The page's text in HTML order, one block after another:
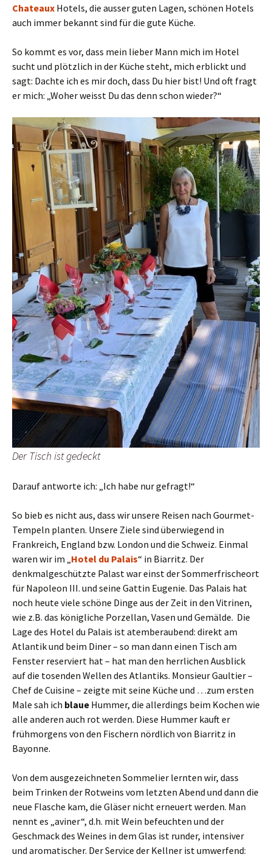
Chateaux Hotels, die ausser guten Lagen, schönen Hotels
auch immer bekannt sind für die gute Küche.
So kommt es vor, dass mein lieber Mann mich im Hotel
sucht und plötzlich in der Küche steht, mich erblickt und
sagt: Dachte ich es mir doch, dass Du hier bist! Und oft fragt
er mich: „Woher weisst Du das denn schon wieder?“
Der Tisch ist gedeckt
Darauf antworte ich: „Ich habe nur gefragt!“
So bieb es nicht aus, dass wir unsere Reisen nach Gourmet-
Tempeln planten. Unsere Ziele sind überwiegend in
Frankreich, England bzw. London und die Schweiz. Einmal
waren wir im „Hotel du Palais“ in Biarritz. Der
denkmalgeschützte Palast war einst der Sommerfrischeort
für Napoleon III. und seine Gattin Eugenie. Das Palais hat
noch heute viele schöne Dinge aus der Zeit in den Vitrinen,
wie z.B. das königliche Porzellan, Vasen und Gemälde. Die
Lage des Hotel du Palais ist atemberaubend: direkt am
Atlantik und beim Diner – so man dann einen Tisch am
Fenster reserviert hat – hat man den herrlichen Ausblick
auf die tosenden Wellen des Atlantiks. Monsieur Gaultier –
Chef de Cuisine – zeigte mit seine Küche und …zum ersten
Male sah ich blaue Hummer, die allerdings beim Kochen wie
alle anderen auch rot werden. Diese Hummer kauft er
frühmorgens von den Fischern nördlich von Biarritz in
Bayonne.
Von dem ausgezeichneten Sommelier lernten wir, dass
beim Trinken der Rotweins vom letzten Abend und dann die
neue Flasche kam, die Gläser nicht erneuert werden. Man
nennt es „aviner“, d.h. mit Wein befeuchten und der
Geschmack des Weines in dem Glas ist runder, intensiver
und aromatischer. Der Service der Kellner ist umwerfend: